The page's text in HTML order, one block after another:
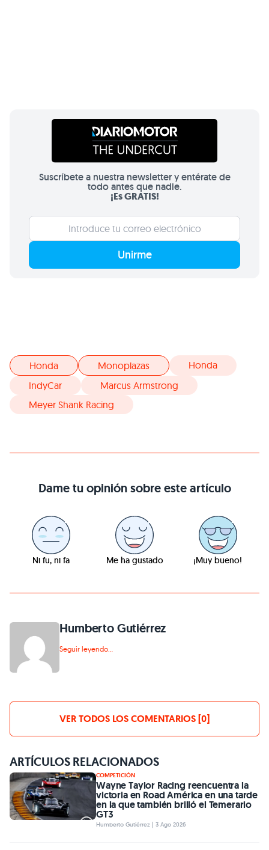
Suscríbete a nuestra newsletter y entérate de
todo antes que nadie.
¡Es GRATIS!
Unirme
Honda Monoplazas
Honda
IndyCar
Marcus Armstrong
Meyer Shank Racing
Dame tu opinión sobre este artículo
Ni fu, ni fa Me ha gustado ¡Muy bueno!
Humberto Gutiérrez
Seguir leyendo...
VER TODOS LOS COMENTARIOS [0]
ARTÍCULOS RELACIONADOS
COMPETICIÓN
Wayne Taylor Racing reencuentra la
victoria en Road América en una tarde
en la que también brilló el Temerario
GT3
Humberto Gutiérrez | 3 Ago 2026